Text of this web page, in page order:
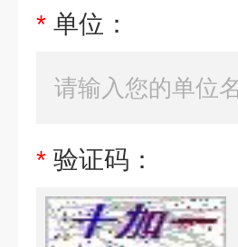
* 单位：
* 验证码：